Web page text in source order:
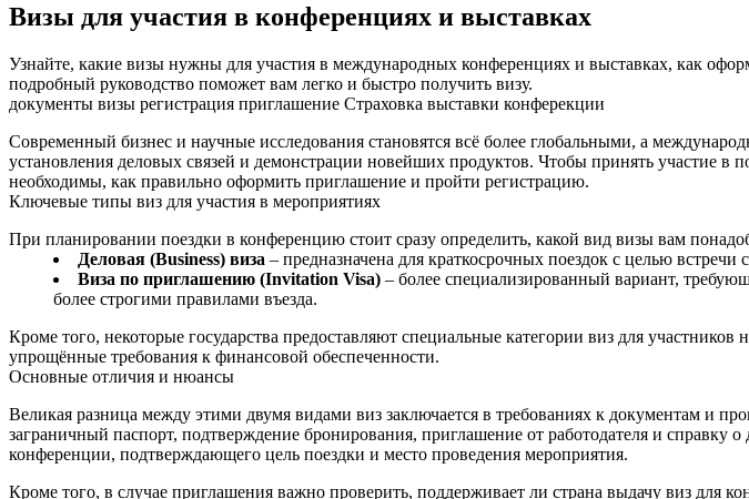
Визы для участия в конференциях и выставках
Узнайте, какие визы нужны для участия в международных конференциях и выставках, как
подробный руководство поможет вам легко и быстро получить визу.
документы визы регистрация приглашение Страховка выставки конферекции
Современный бизнес и научные исследования становятся всё более глобальными, а
установления деловых связей и демонстрации новейших продуктов. Чтобы принять участие
необходимы, как правильно оформить приглашение и пройти регистрацию.
Ключевые типы виз для участия в мероприятиях
При планировании поездки в конференцию стоит сразу определить, какой вид визы вам
Деловая (Business) виза – предназначена для краткосрочных поездок с целью
Виза по приглашению (Invitation Visa) – более специализированный вариант,
более строгими правилами въезда.
Кроме того, некоторые государства предоставляют специальные категории виз для
упрощённые требования к финансовой обеспеченности.
Основные отличия и нюансы
Великая разница между этими двумя видами виз заключается в требованиях к документам и
заграничный паспорт, подтверждение бронирования, приглашение от работодателя и справку о
конференции, подтверждающего цель поездки и место проведения мероприятия.
Кроме того, в случае приглашения важно проверить, поддерживает ли страна выдачу виз для